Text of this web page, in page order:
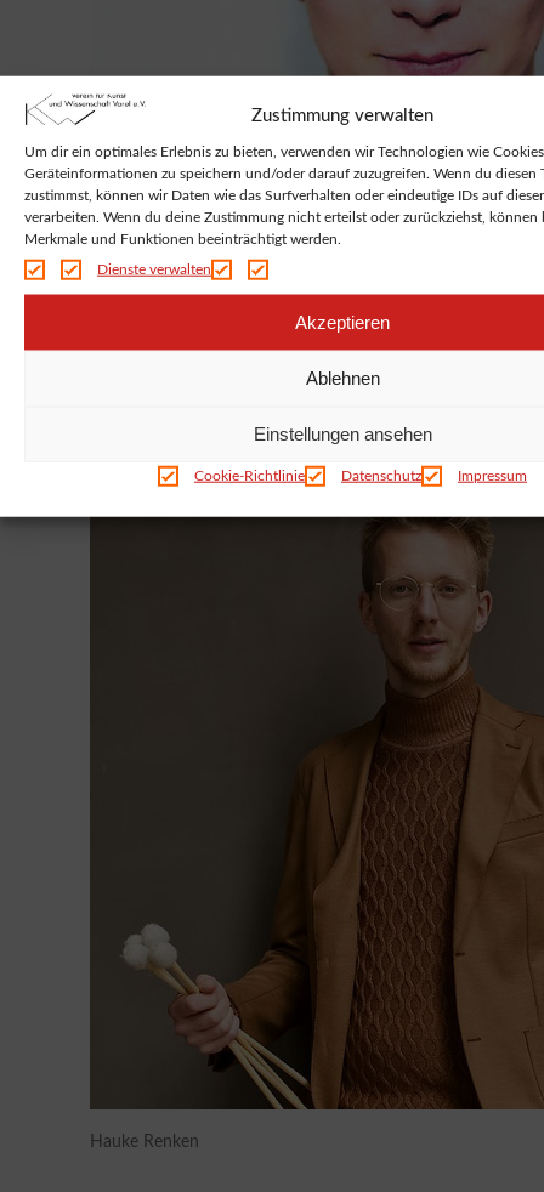
Zustimmung verwalten
Um dir ein optimales Erlebnis zu bieten, verwenden wir Technologien wie
Geräteinformationen zu speichern und/oder darauf zuzugreifen. Wenn du diesen
zustimmst, können wir Daten wie das Surfverhalten oder eindeutige IDs auf
verarbeiten. Wenn du deine Zustimmung nicht erteilst oder zurückziehst, können
Merkmale und Funktionen beeinträchtigt werden.
Dienste verwalten
Akzeptieren
Ablehnen
Einstellungen ansehen
Cookie-Richtlinie Datenschutz Impressum
Hauke Renken